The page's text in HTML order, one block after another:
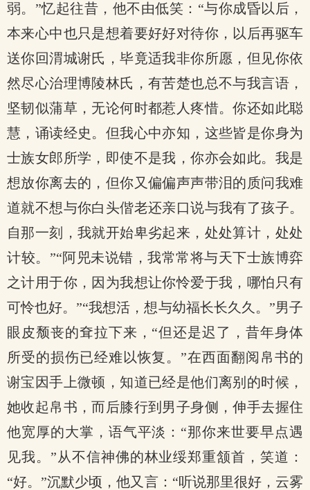
弱。”忆起往昔，他不由低笑：“与你成昏以后，
本来心中也只是想着要好好对待你，以后再驱车
送你回渭城谢氏，毕竟适我非你所愿，但见你依
然尽心治理博陵林氏，有苦楚也总不与我言语，
坚韧似蒲草，无论何时都惹人疼惜。你还如此聪
慧，诵读经史。但我心中亦知，这些皆是你身为
士族女郎所学，即使不是我，你亦会如此。我是
想放你离去的，但你又偏偏声声带泪的质问我难
道就不想与你白头偕老还亲口说与我有了孩子。
自那一刻，我就开始卑劣起来，处处算计，处处
计较。”“阿兕未说错，我常常将与天下士族博弈
之计用于你，因为我想让你怜爱于我，哪怕只有
可怜也好。”“我想活，想与幼福长长久久。”男子
眼皮颓丧的耷拉下来，“但还是迟了，昔年身体
所受的损伤已经难以恢复。”在西面翻阅帛书的
谢宝因手上微顿，知道已经是他们离别的时候，
她收起帛书，而后膝行到男子身侧，伸手去握住
他宽厚的大掌，语气平淡：“那你来世要早点遇
见我。”从不信神佛的林业绥郑重颔首，笑道：
“好。”沉默少顷，他又言：“听说那里很好，云雾